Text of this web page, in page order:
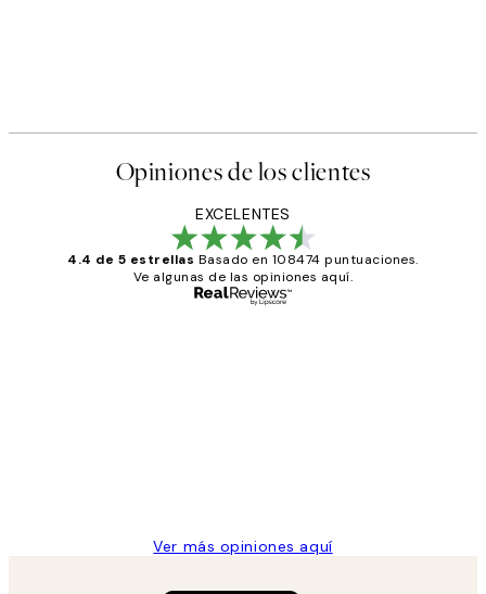
Opiniones de los clientes
EXCELENTES
4.4 de 5 estrellas Basado en 108474 puntuaciones.
Ve algunas de las opiniones aquí.
Ver más opiniones aquí